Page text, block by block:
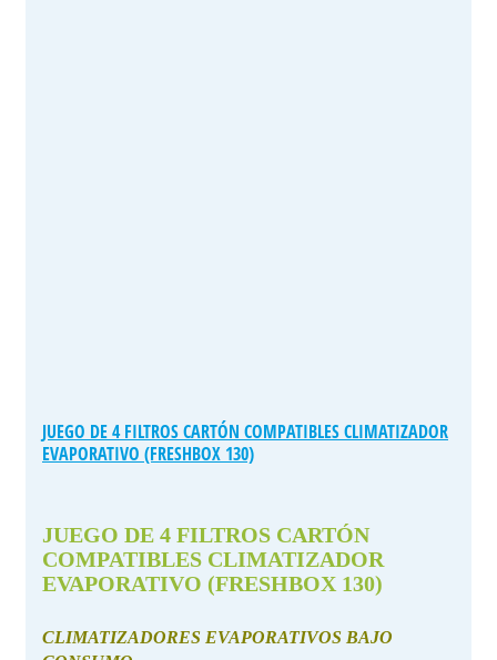
JUEGO DE 4 FILTROS CARTÓN COMPATIBLES CLIMATIZADOR
EVAPORATIVO (FRESHBOX 130)
JUEGO DE 4 FILTROS CARTÓN
COMPATIBLES CLIMATIZADOR
EVAPORATIVO (FRESHBOX 130)
CLIMATIZADORES EVAPORATIVOS BAJO